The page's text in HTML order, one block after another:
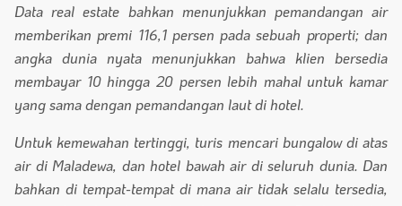
Data real estate bahkan menunjukkan pemandangan air
memberikan premi 116,1 persen pada sebuah properti; dan
angka dunia nyata menunjukkan bahwa klien bersedia
membayar 10 hingga 20 persen lebih mahal untuk kamar
yang sama dengan pemandangan laut di hotel.
Untuk kemewahan tertinggi, turis mencari bungalow di atas
air di Maladewa, dan hotel bawah air di seluruh dunia. Dan
bahkan di tempat-tempat di mana air tidak selalu tersedia,